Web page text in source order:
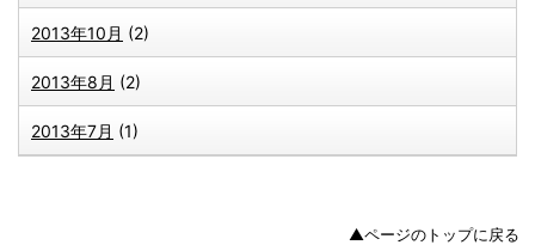
2013年10月 (2)
2013年8月 (2)
2013年7月 (1)
▲ページのトップに戻る